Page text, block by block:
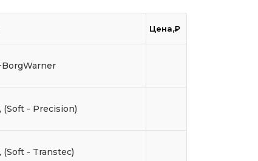
Цена,₽
(Soft - Precision)
(Soft - Transtec)